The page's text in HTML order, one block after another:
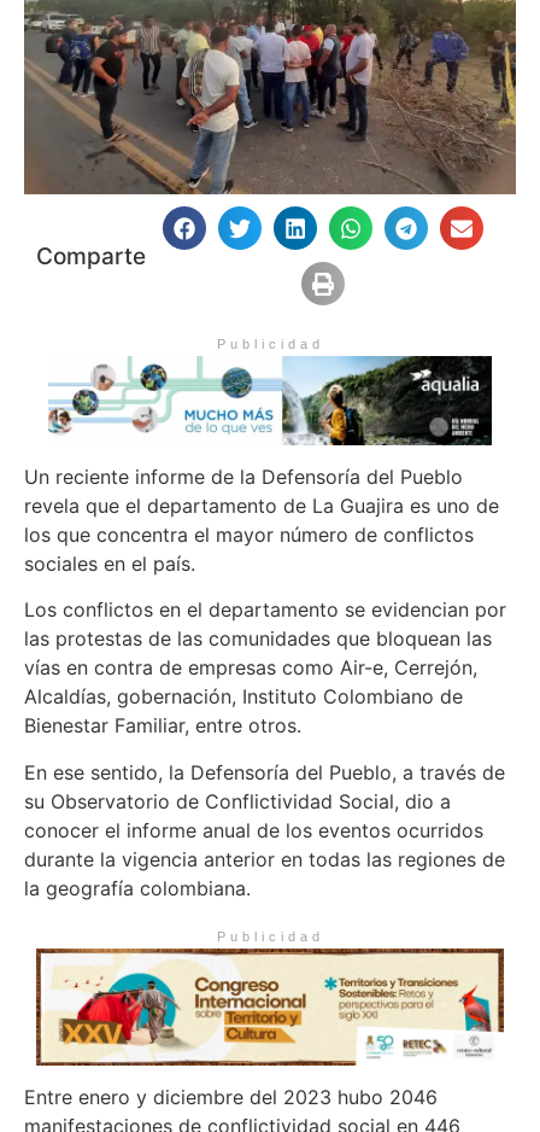
Comparte
Publicidad
Un reciente informe de la Defensoría del Pueblo
revela que el departamento de La Guajira es uno de
los que concentra el mayor número de conflictos
sociales en el país.
Los conflictos en el departamento se evidencian por
las protestas de las comunidades que bloquean las
vías en contra de empresas como Air-e, Cerrejón,
Alcaldías, gobernación, Instituto Colombiano de
Bienestar Familiar, entre otros.
En ese sentido, la Defensoría del Pueblo, a través de
su Observatorio de Conflictividad Social, dio a
conocer el informe anual de los eventos ocurridos
durante la vigencia anterior en todas las regiones de
la geografía colombiana.
Publicidad
Entre enero y diciembre del 2023 hubo 2046
manifestaciones de conflictividad social en 446